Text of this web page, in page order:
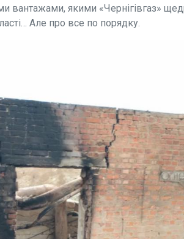
вантажами, якими «Чернігівгаз»
Але про все по порядку.